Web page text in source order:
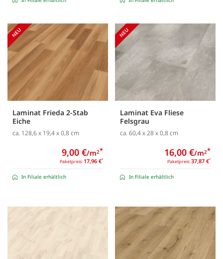
Laminat Frieda 2-Stab
Eiche
ca. 128,6 x 19,4 x 0,8 cm
Paketpreis: 17,96 €*
9,00 €/m2*
In Filiale erhältlich
Laminat Eva Fliese
Felsgrau
ca. 60,4 x 28 x 0,8 cm
Paketpreis:37,87 €*
16,00 €/m2*
In Filiale erhältlich